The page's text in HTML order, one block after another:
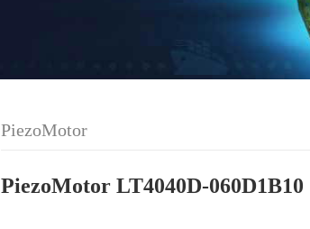
PiezoMotor
PiezoMotor LT4040D-060D1B10